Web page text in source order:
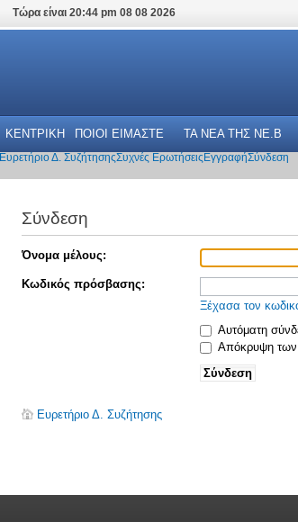
Τώρα είναι 20:44 pm 08 08 2026
ΚΕΝΤΡΙΚΗ ΠΟΙΟΙ ΕΙΜΑΣΤΕ ΤΑ ΝΕΑ THΣ NE.B
Ευρετήριο Δ. ΣυζήτησηςΣυχνές Ερωτήσεις ΕγγραφήΣύνδεση
Σύνδεση
Όνομα μέλους:
Κωδικός πρόσβασης:
Ξέχασα τον
Αυτόματη
Απόκρυψη των
Ευρετήριο Δ. Συζήτησης